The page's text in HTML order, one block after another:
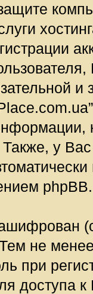
у
phpBB.
Тем не
при
доступа